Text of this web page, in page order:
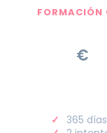
FORMACIÓN
€
365